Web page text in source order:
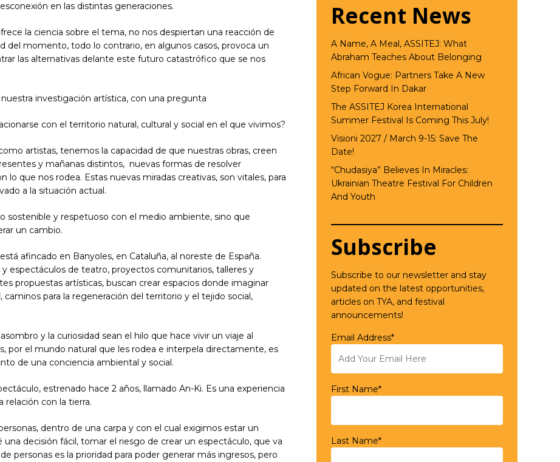
en las distintas generaciones.
la ciencia sobre el tema, no nos despiertan una reacción de
del momento, todo lo contrario, en algunos casos, provoca un
las alternativas delante este futuro catastrófico que se nos
investigación artística, con una pregunta
con el territorio natural, cultural y social en el que vivimos?
artistas, tenemos la capacidad de que nuestras obras, creen
y mañanas distintos, nuevas formas de resolver
que nos rodea. Estas nuevas miradas creativas, son vitales, para
a la situación actual.
sostenible y respetuoso con el medio ambiente, sino que
un cambio.
afincado en Banyoles, en Cataluña, al noreste de España.
espectáculos de teatro, proyectos comunitarios, talleres y
propuestas artísticas, buscan crear espacios donde imaginar
para la regeneración del territorio y el tejido social,
y la curiosidad sean el hilo que hace vivir un viaje al
por el mundo natural que les rodea e interpela directamente, es
de una conciencia ambiental y social.
estrenado hace 2 años, llamado An-Ki. Es una experiencia
relación con la tierra.
dentro de una carpa y con el cual exigimos estar un
decisión fácil, tomar el riesgo de crear un espectáculo, que va
personas es la prioridad para poder generar más ingresos, pero
Recent News
A Name, A Meal, ASSITEJ: What
Abraham Teaches About Belonging
African Vogue: Partners Take A New
Step Forward In Dakar
The ASSITEJ Korea International
Summer Festival Is Coming This July!
Visioni 2027 / March 9-15: Save The
Date!
“Chudasiya” Believes In Miracles:
Ukrainian Theatre Festival For Children
And Youth
Subscribe
Subscribe to our newsletter and stay
updated on the latest opportunities,
articles on TYA, and festival
announcements!
Email Address*
First Name*
Last Name*